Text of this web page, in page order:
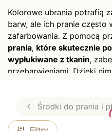
Kolorowe ubrania potrafią
barw, ale ich pranie często
zafarbowania. Z pomocą
prania, które skutecznie
wypłukiwane z tkanin,
przebarwieniami. Dzięki
osób ceniących wygodę i
rodzin, singli i każdego,
Środki do prania i